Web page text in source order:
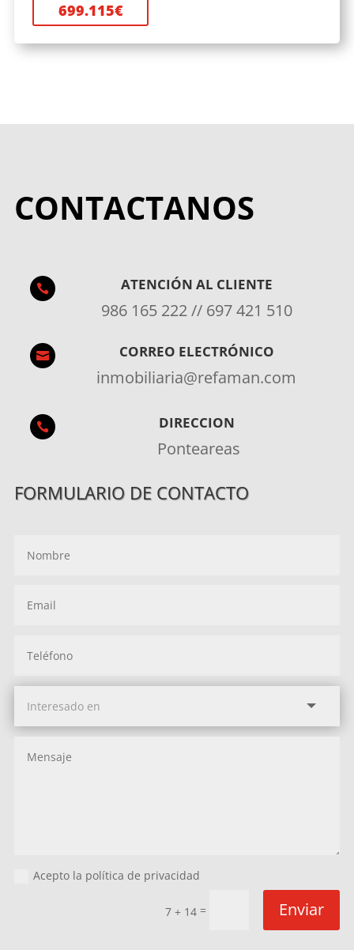
699.115€
CONTACTANOS
 ATENCIÓN AL CLIENTE
986 165 222 // 697 421 510
 CORREO ELECTRÓNICO
inmobiliaria@refaman.com
 DIRECCION
Ponteareas
FORMULARIO DE CONTACTO
Acepto la política de privacidad
7 + 14 = Enviar